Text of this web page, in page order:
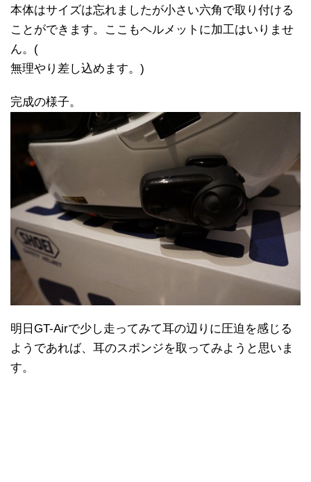
本体はサイズは忘れましたが小さい六角で取り付ける
ことができます。ここもヘルメットに加工はいりませ
ん。(
無理やり差し込めます。)
完成の様子。
明日GT-Airで少し走ってみて耳の辺りに圧迫を感じる
ようであれば、耳のスポンジを取ってみようと思いま
す。